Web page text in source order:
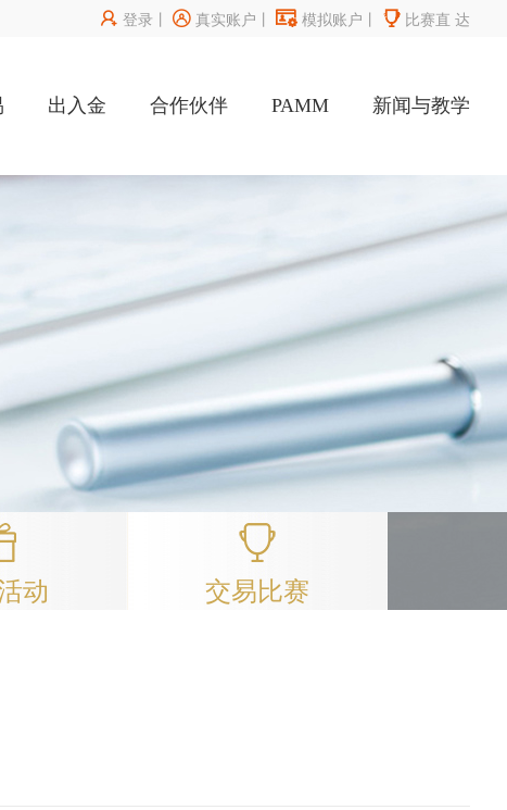
 登录 丨 真实账户  模拟账户  比赛直 达
出入金 合作伙伴 PAMM 新闻与教学
动 交易比赛